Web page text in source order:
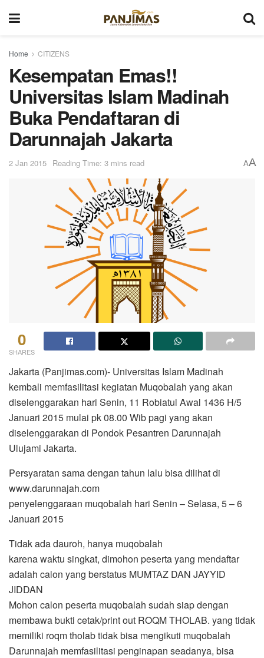
Home CITIZENS
Kesempatan Emas!!
Universitas Islam Madinah
Buka Pendaftaran di
Darunnajah Jakarta
2 Jan 2015 Reading Time: 3 mins read AA
0
SHARES
Jakarta (Panjimas.com)- Universitas Islam Madinah
kembali memfasilitasi kegiatan Muqobalah yang akan
diselenggarakan hari Senin, 11 Robiatul Awal 1436 H/5
Januari 2015 mulai pk 08.00 Wib pagi yang akan
diselenggarakan di Pondok Pesantren Darunnajah
Ulujami Jakarta.
Persyaratan sama dengan tahun lalu bisa dilihat di
www.darunnajah.com
penyelenggaraan muqobalah hari Senin – Selasa, 5 – 6
Januari 2015
Tidak ada dauroh, hanya muqobalah
karena waktu singkat, dimohon peserta yang mendaftar
adalah calon yang berstatus MUMTAZ DAN JAYYID
JIDDAN
Mohon calon peserta muqobalah sudah siap dengan
membawa bukti cetak/print out ROQM THOLAB. yang tidak
memiliki roqm tholab tidak bisa mengikuti muqobalah
Darunnajah memfasilitasi penginapan seadanya, bisa